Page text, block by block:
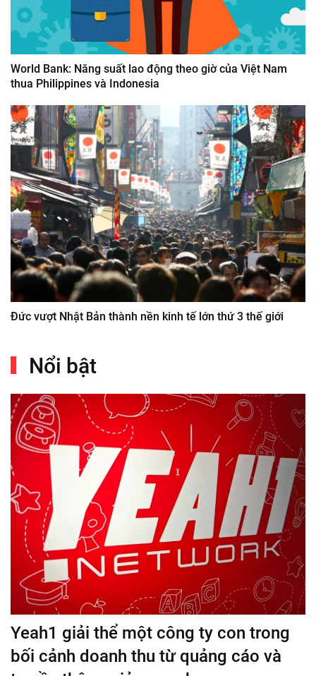
World Bank: Năng suất lao động theo giờ của Việt Nam
thua Philippines và Indonesia
Đức vượt Nhật Bản thành nền kinh tế lớn thứ 3 thế giới
Nổi bật
Yeah1 giải thể một công ty con trong
bối cảnh doanh thu từ quảng cáo và